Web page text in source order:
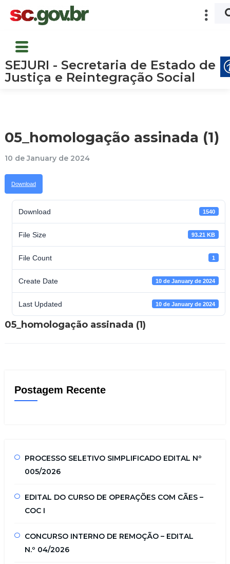
SEJURI - Secretaria de Estado de
Justiça e Reintegração Social
05_homologação assinada (1)
10 de January de 2024
Download
Download 1540
File Size 93.21 KB
File Count 1
Create Date 10 de January de 2024
Last Updated 10 de January de 2024
05_homologação assinada (1)
Postagem Recente
PROCESSO SELETIVO SIMPLIFICADO EDITAL Nº
005/2026
EDITAL DO CURSO DE OPERAÇÕES COM CÃES –
COC I
CONCURSO INTERNO DE REMOÇÃO – EDITAL
N.º 04/2026